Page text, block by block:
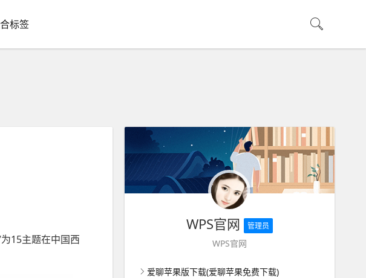
标签
15主题在中国西
WPS官网 管理员
WPS官网
爱聊苹果版下载(爱聊苹果免费下载)